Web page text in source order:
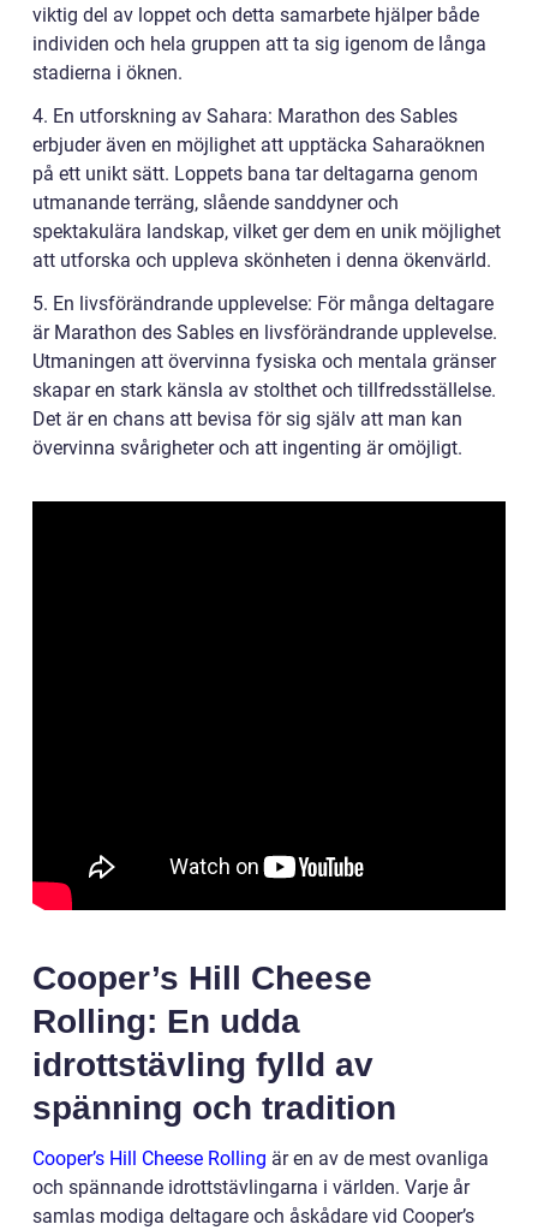
viktig del av loppet och detta samarbete hjälper både
individen och hela gruppen att ta sig igenom de långa
stadierna i öknen.
4. En utforskning av Sahara: Marathon des Sables
erbjuder även en möjlighet att upptäcka Saharaöknen
på ett unikt sätt. Loppets bana tar deltagarna genom
utmanande terräng, slående sanddyner och
spektakulära landskap, vilket ger dem en unik möjlighet
att utforska och uppleva skönheten i denna ökenvärld.
5. En livsförändrande upplevelse: För många deltagare
är Marathon des Sables en livsförändrande upplevelse.
Utmaningen att övervinna fysiska och mentala gränser
skapar en stark känsla av stolthet och tillfredsställelse.
Det är en chans att bevisa för sig själv att man kan
övervinna svårigheter och att ingenting är omöjligt.
Cooper’s Hill Cheese
Rolling: En udda
idrottstävling fylld av
spänning och tradition
Cooper’s Hill Cheese Rolling är en av de mest ovanliga
och spännande idrottstävlingarna i världen. Varje år
samlas modiga deltagare och åskådare vid Cooper’s